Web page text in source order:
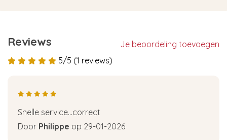
Reviews
Je beoordeling toevoegen
5/5 (1 reviews)
Snelle service...correct
Door Philippe op 29-01-2026